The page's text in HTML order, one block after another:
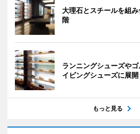
大理石とスチールを組
階
ランニングシューズや
イビングシューズに展
もっと見る